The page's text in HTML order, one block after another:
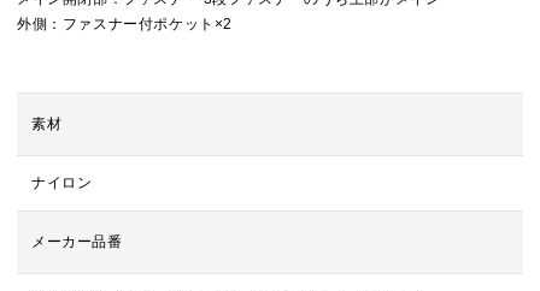
外側：ファスナー付ポケット×2
素材
ナイロン
メーカー品番